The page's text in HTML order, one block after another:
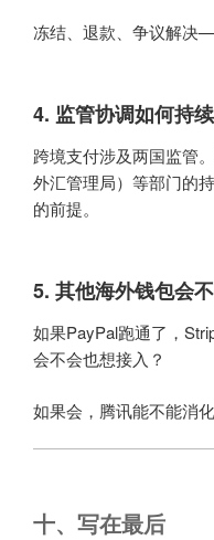
冻结、退款、争议解决
4. 监管协调如何持
跨境支付涉及两国监管
外汇管理局）等部门的
的前提。
5. 其他海外钱包会
如果PayPal跑通了，
会不会也想接入？
如果会，腾讯能不能消
十、写在最后